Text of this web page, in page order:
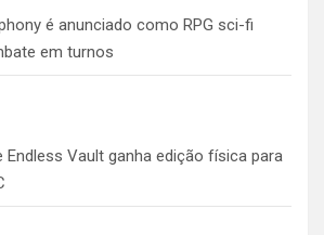
é anunciado como RPG sci-fi
em turnos
Endless Vault ganha edição física para